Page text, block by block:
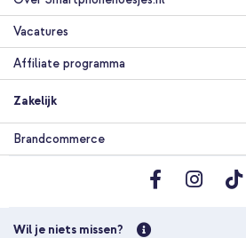
Vacatures
Affiliate programma
Zakelijk
Brandcommerce
Wil je niets missen?